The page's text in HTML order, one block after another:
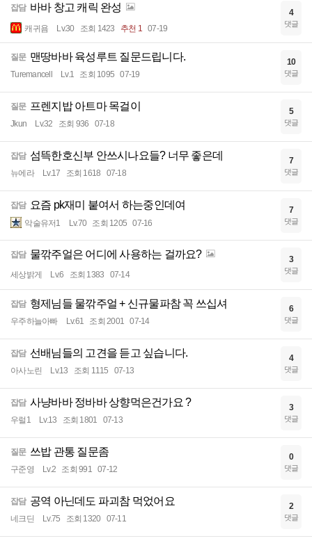
잡담 바바 창고 캐릭 완성
캐귀욤 Lv.30 조회 1423 추천 1 07-19
4
댓글
질문 맨땅바바 육성루트 질문드립니다.
Turemancell Lv.1 조회 1095 07-19
10
댓글
질문 프렌지밥 아트마 목걸이
Jkun Lv.32 조회 936 07-18
5
댓글
잡담 섬뜩한호신부 안쓰시나요들? 너무 좋은데
뉴에라 Lv.17 조회 1618 07-18
7
댓글
잡담 요즘 pk재미 붙여서 하는중인데여
악술유저1 Lv.70 조회 1205 07-16
7
댓글
잡담 물깎주얼은 어디에 사용하는 걸까요?
세상밝게 Lv.6 조회 1383 07-14
3
댓글
잡담 형제님들 물깎주얼 + 신규물파참 꼭 쓰십셔
우주하늘아빠 Lv.61 조회 2001 07-14
6
댓글
잡담 선배님들의 고견을 듣고 싶습니다.
아사노린 Lv.13 조회 1115 07-13
4
댓글
잡담 사냥바바 정바바 상향먹은건가요 ?
우럴1 Lv.13 조회 1801 07-13
3
댓글
질문 쓰밥 관통 질문좀
구준영 Lv.2 조회 991 07-12
0
댓글
잡담 공역 아닌데도 파괴참 먹었어요
네크딘 Lv.75 조회 1320 07-11
2
댓글